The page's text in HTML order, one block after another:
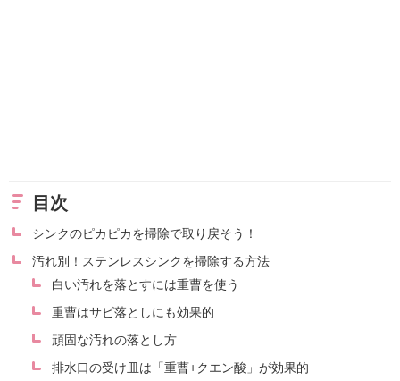
目次
シンクのピカピカを掃除で取り戻そう！
汚れ別！ステンレスシンクを掃除する方法
白い汚れを落とすには重曹を使う
重曹はサビ落としにも効果的
頑固な汚れの落とし方
排水口の受け皿は「重曹+クエン酸」が効果的